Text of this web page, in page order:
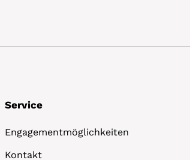
Service
Engagementmöglichkeiten
Kontakt